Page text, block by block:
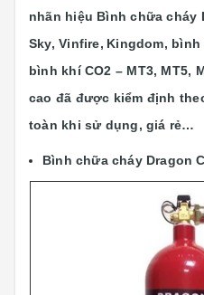
nhãn hiệu Bình chữa cháy
Sky, Vinfire, Kingdom, bình
bình khí CO2 – MT3, MT5,
cao đã được kiểm định
toàn khi sử dụng, giá rẻ…
Bình chữa cháy Dragon